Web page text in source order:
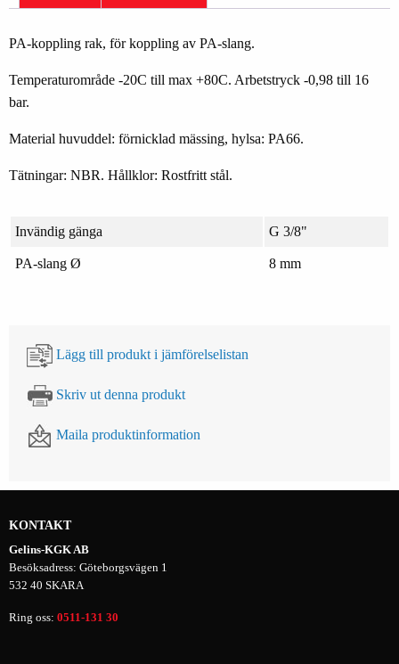
PA-koppling rak, för koppling av PA-slang.
Temperaturområde -20C till max +80C. Arbetstryck -0,98 till 16
bar.
Material huvuddel: förnicklad mässing, hylsa: PA66.
Tätningar: NBR. Hållklor: Rostfritt stål.
Invändig gänga G 3/8"
PA-slang Ø 8 mm
Lägg till produkt i jämförelselistan
Skriv ut denna produkt
Maila produktinformation
KONTAKT
Gelins-KGK AB
Besöksadress: Göteborgsvägen 1
532 40 SKARA
Ring oss: 0511-131 30